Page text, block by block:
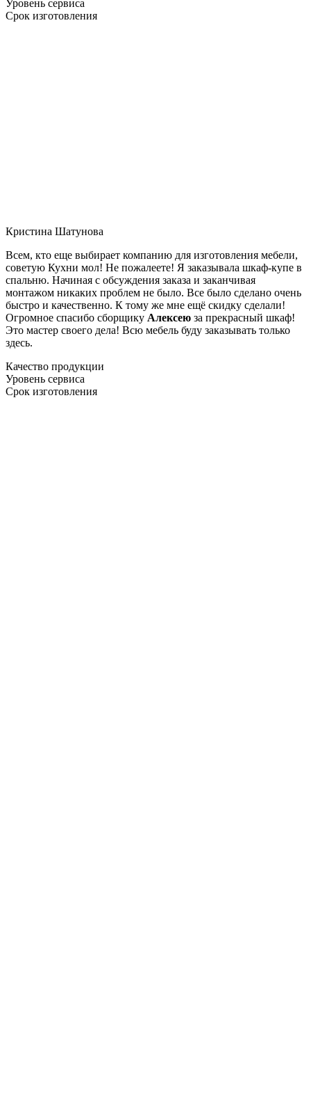
Уровень сервиса
Срок изготовления
Кристина Шатунова
Всем, кто еще выбирает компанию для изготовления мебели,
советую Кухни мол! Не пожалеете! Я заказывала шкаф-купе в
спальню. Начиная с обсуждения заказа и заканчивая
монтажом никаких проблем не было. Все было сделано очень
быстро и качественно. К тому же мне ещё скидку сделали!
Огромное спасибо сборщику Алексею за прекрасный шкаф!
Это мастер своего дела! Всю мебель буду заказывать только
здесь.
Качество продукции
Уровень сервиса
Срок изготовления